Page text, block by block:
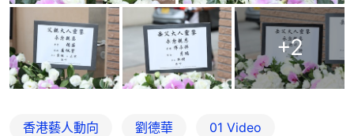
+2
香港藝人動向 劉德華 01 Video